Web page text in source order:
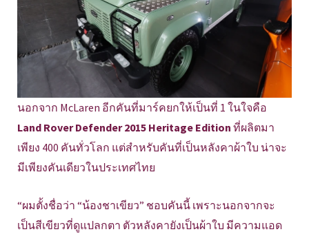
นอกจาก McLaren อีกคันที่มาร์คยกให้เป็นที่ 1 ในใจคือ
Land Rover Defender 2015 Heritage Edition ที่ผลิตมา
เพียง 400 คันทั่วโลก แต่สำหรับคันที่เป็นหลังคาผ้าใบ น่าจะ
มีเพียงคันเดียวในประเทศไทย
“ผมตั้งชื่อว่า “น้องชาเขียว” ชอบคันนี้ เพราะนอกจากจะ
เป็นสีเขียวที่ดูแปลกตา ตัวหลังคายังเป็นผ้าใบ มีความแอด